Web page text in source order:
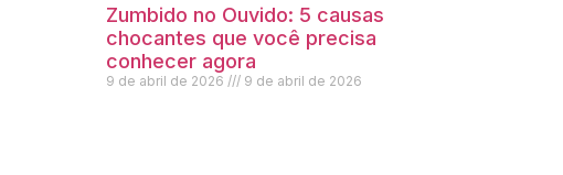
Zumbido no Ouvido: 5 causas
chocantes que você precisa
conhecer agora
9 de abril de 2026 9 de abril de 2026